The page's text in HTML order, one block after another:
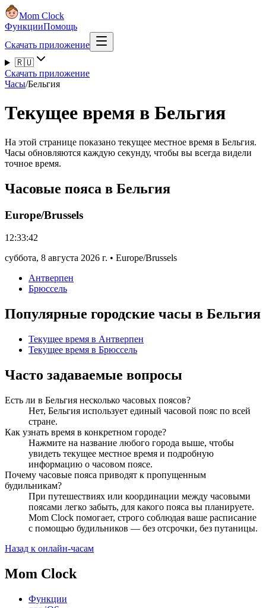
Mom Clock
ФункцииПомощь
Скачать приложение
🇷🇺
Скачать приложение
Часы/Бельгия
Текущее время в Бельгия
На этой странице показано текущее местное время в Бельгия.
Часы обновляются каждую секунду, чтобы вы всегда видели
точное время.
Часовые пояса в Бельгия
Europe/Brussels
12:33:42
суббота, 8 августа 2026 г. • Europe/Brussels
Антверпен
Брюссель
Популярные городские часы в Бельгия
Текущее время в Антверпен
Текущее время в Брюссель
Часто задаваемые вопросы
Есть ли в Бельгия несколько часовых поясов?
Нет, Бельгия использует единый часовой пояс по всей
стране.
Как узнать время в конкретном городе?
Нажмите на название любого города выше, чтобы
увидеть текущее местное время и подробную
информацию о часовом поясе.
Почему часовые пояса приводят к пропущенным
будильникам?
При путешествиях или координации между часовыми
поясами легко забыть, для какого пояса вы планируете.
Mom Clock помогает, строго соблюдая ваше расписание
с помощью будильников — без отсрочки, без путаницы.
Назад к онлайн-часам
Mom Clock
Функции